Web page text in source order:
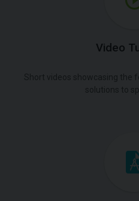
Video